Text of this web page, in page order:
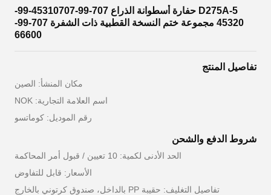
D275A-5 حفارة أسطوانة الذراع 707-99-45310707-99-
45320 مجموعة ختم النسخة القطبية ذات الشفرة 707-99-
66600
تفاصيل المنتج
مكان المنشأ: الصين
اسم العلامة التجارية: NOK
رقم الموديل: كوماتسو
شروط الدفع والشحن
الحد الأدنى لكمية: 10 تعيين / قبول أمر المحاكمة
الأسعار: قابل للتفاوض
تفاصيل التغليف: حقيبة PP بالداخل، صندوق كرتوني بالخارج